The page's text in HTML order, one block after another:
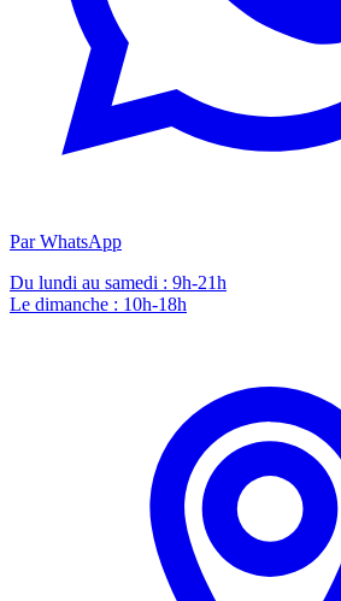
Par WhatsApp
Du lundi au samedi : 9h-21h
Le dimanche : 10h-18h